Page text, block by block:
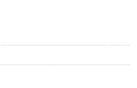
07.10.2020 TARİHLİ
İZNİ KALDIRILAN İSTANBUL